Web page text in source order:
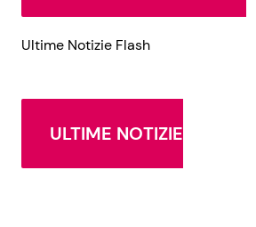
Ultime Notizie Flash
ULTIME NOTIZIE